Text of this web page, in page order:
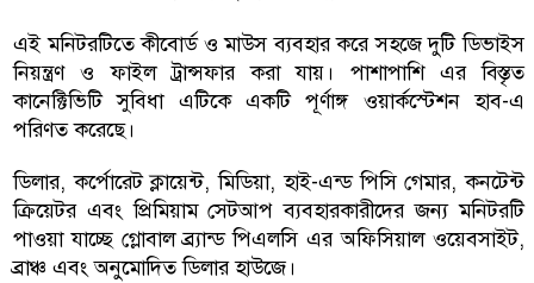
এই মনিটরটিতে কীবোর্ড ও মাউস ব্যবহার করে সহজে দুটি ডিভাইস
নিয়ন্ত্রণ ও ফাইল ট্রান্সফার করা যায়। পাশাপাশি এর বিস্তৃত
কানেক্টিভিটি সুবিধা এটিকে একটি পূর্ণাঙ্গ ওয়ার্কস্টেশন হাব-এ
পরিণত করেছে।
ডিলার, কর্পোরেট ক্লায়েন্ট, মিডিয়া, হাই-এন্ড পিসি গেমার, কনটেন্ট
ক্রিয়েটর এবং প্রিমিয়াম সেটআপ ব্যবহারকারীদের জন্য মনিটরটি
পাওয়া যাচ্ছে গ্লোবাল ব্র্যান্ড পিএলসি এর অফিসিয়াল ওয়েবসাইট,
ব্রাঞ্চ এবং অনুমোদিত ডিলার হাউজে।